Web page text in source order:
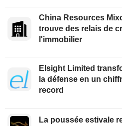
China Resources
trouve des relais de
l'immobilier
Elsight Limited
la défense en un
record
La poussée estivale